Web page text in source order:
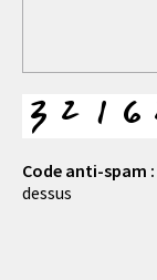
Code anti-spam :
dessus